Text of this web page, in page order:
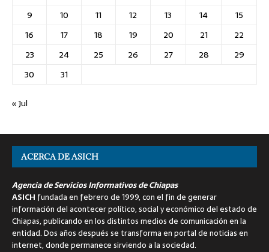
9
10 11 12 13 14
15
16
17 18 19 20 21
22
23
24 25 26 27 28
29
30
31
« Jul
ACERCA DE ASICH
Agencia de Servicios Informativos de Chiapas
ASICH fundada en febrero de 1999, con el fin de generar
información del acontecer político, social y económico del estado de
Chiapas, publicando en los distintos medios de comunicación en la
entidad. Dos años después se transforma en portal de noticias en
internet, donde permanece sirviendo a la sociedad.